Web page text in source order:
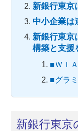
新銀行東京
中小企業は
新銀行東京
構築と支援
■ＷＩ
■グラ
新銀行東京